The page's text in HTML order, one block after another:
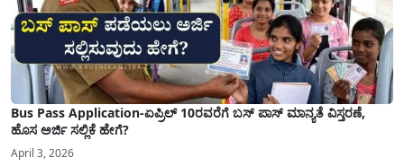
Bus Pass Application-ಏಪ್ರಿಲ್ 10ರವರೆಗೆ ಬಸ್ ಪಾಸ್ ಮಾನ್ಯತೆ ವಿಸ್ತರಣೆ,
ಹೊಸ ಅರ್ಜಿ ಸಲ್ಲಿಕೆ ಹೇಗೆ?
April 3, 2026